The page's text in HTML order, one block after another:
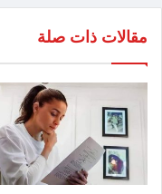
مقالات ذات صلة